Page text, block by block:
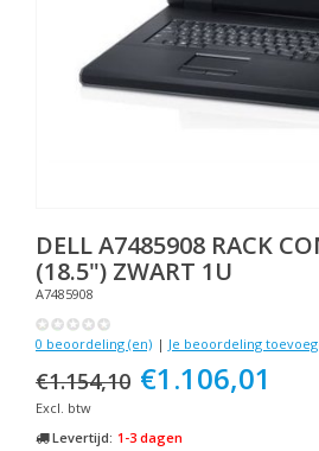
DELLA7485908 RACK
(18.5") ZWART 1U
A7485908
0 beoordeling (en) | Je beoordeling
€1.154,10 €1.106,01
Excl. btw
Levertijd: 1-3 dagen